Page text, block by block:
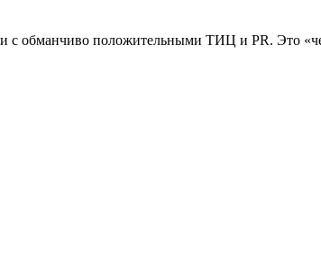
с обманчиво положительными ТИЦ и PR. Это